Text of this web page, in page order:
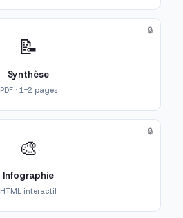
📝
Synthèse
PDF · 1-2 pages
🔒
🎨
Infographie
HTML interactif
🔒